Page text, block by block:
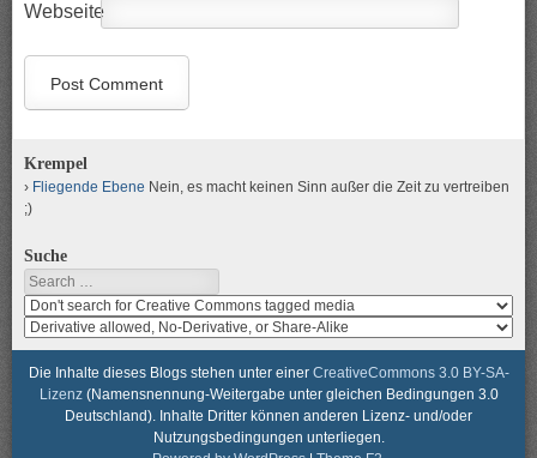
Webseite
Krempel
Fliegende Ebene Nein, es macht keinen Sinn außer die Zeit zu vertreiben
;)
Suche
Search
Search
media
for
usage
rights
search
media
for
modification
Die Inhalte dieses Blogs stehen unter einer CreativeCommons 3.0 BY-SA-
Lizenz(Namensnennung-Weitergabe unter gleichen Bedingungen 3.0
Deutschland). Inhalte Dritter können anderen Lizenz- und/oder
Nutzungsbedingungen unterliegen.